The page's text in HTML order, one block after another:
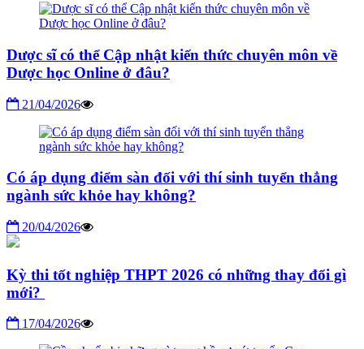
Dược sĩ có thể Cập nhật kiến thức chuyên môn về
Dược học Online ở đâu?
21/04/2026
Có áp dụng điểm sàn đối với thí sinh tuyển thẳng
ngành sức khỏe hay không?
20/04/2026
Kỳ thi tốt nghiệp THPT 2026 có những thay đổi gì
mới?
17/04/2026